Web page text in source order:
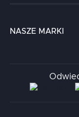
Kontakt
Chatboty
NASZE MARKI
Aidapta
AI & NLP Day